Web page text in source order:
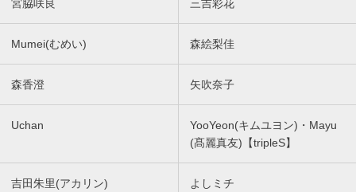
宮脇咲良 三吉彩花
Mumei(むめい) 森絵梨佳
森香澄 矢吹奈子
Uchan
YooYeon(キムユヨン)・Mayu
(髙麗真友)【tripleS】
吉田朱里(アカリン) よしミチ